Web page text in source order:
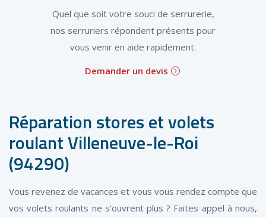
Quel que soit votre souci de serrurerie,
nos serruriers répondent présents pour
vous venir en aide rapidement.
Demander un devis
Réparation stores et volets
roulant Villeneuve-le-Roi
(94290)
Vous revenez de vacances et vous vous rendez compte que
vos volets roulants ne s’ouvrent plus ? Faites appel à nous,